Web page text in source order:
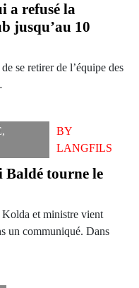
a refusé la
jusqu’au 10
se retirer de l’équipe des
,
BY
LANGFILS
tourne le
et ministre vient
un communiqué. Dans